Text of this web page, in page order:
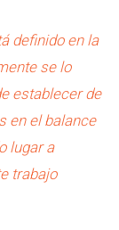
definido en la
se lo
establecer de
en el balance
lugar a
trabajo